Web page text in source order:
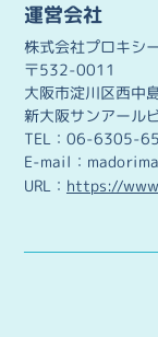
2022.05.13
ホームページを
ご利用される皆
まいりますので
げます。
2022.05.02
だきます。納品
運営会社
株式会社プロキシ
〒532-0011
大阪市淀川区西中
新大阪サンアール
TEL：06-6305-
E-mail：
URL： https://